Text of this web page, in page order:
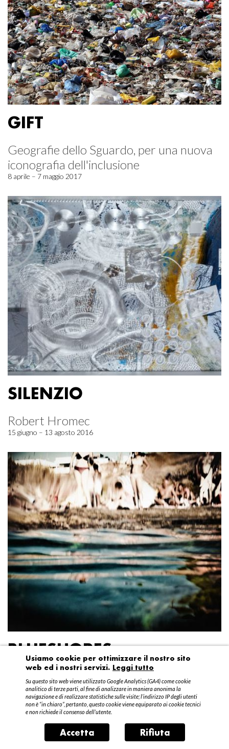
GIFT
Geografie dello Sguardo, per una nuova
iconografia dell'inclusione
8 aprile – 7 maggio 2017
SILENZIO
Robert Hromec
15 giugno – 13 agosto 2016
BLUESHORES
Federico Garibaldi
20 aprile – 15 maggio 2016
Usiamo cookie per ottimizzare il nostro sito
web ed i nostri servizi. Leggi tutto
Su questo sito web viene utilizzato Google Analytics (GA4) come cookie
analitico di terze parti, al fine di analizzare in maniera anonima la
navigazione e di realizzare statistiche sulle visite; l’indirizzo IP degli utenti
non è “in chiaro”, pertanto, questo cookie viene equiparato ai cookie tecnici
e non richiede il consenso dell’utente.
Accetta Rifiuta